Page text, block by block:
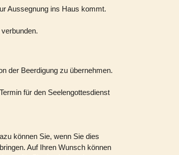
Aussegnung ins Haus kommt.
der Beerdigung zu übernehmen.
für den Seelengottesdienst
können Sie, wenn Sie dies
Auf Ihren Wunsch können